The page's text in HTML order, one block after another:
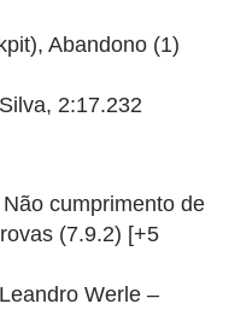
Abandono (1)
2:17.232
cumprimento de
(7.9.2) [+5
Werle –